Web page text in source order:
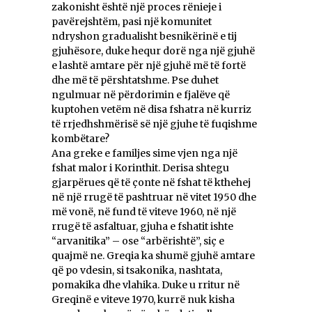
zakonisht është një proces rënieje i
pavërejshtëm, pasi një komunitet
ndryshon gradualisht besnikërinë e tij
gjuhësore, duke hequr dorë nga një gjuhë
e lashtë amtare për një gjuhë më të fortë
dhe më të përshtatshme. Pse duhet
ngulmuar në përdorimin e fjalëve që
kuptohen vetëm në disa fshatra në kurriz
të rrjedhshmërisë së një gjuhe të fuqishme
kombëtare?
Ana greke e familjes sime vjen nga një
fshat malor i Korinthit. Derisa shtegu
gjarpërues që të çonte në fshat të kthehej
në një rrugë të pashtruar në vitet 1950 dhe
më vonë, në fund të viteve 1960, në një
rrugë të asfaltuar, gjuha e fshatit ishte
“arvanitika” – ose “arbërishtë”, siç e
quajmë ne. Greqia ka shumë gjuhë amtare
që po vdesin, si tsakonika, nashtata,
pomakika dhe vlahika. Duke u rritur në
Greqinë e viteve 1970, kurrë nuk kisha